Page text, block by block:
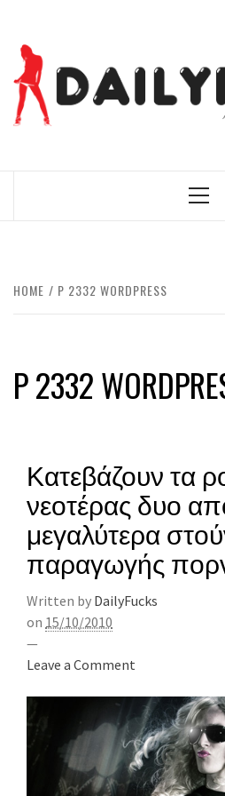
content
HOME P 2332 WORDPRESS
P 2332
Κατεβάζουν τα
νεοτέρας δυο
μεγαλύτερα
παραγωγής
Written by DailyFucks
on 15/10/2010
—
Leave a Comment